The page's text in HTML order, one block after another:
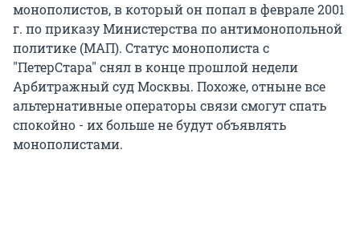
монополистов, в который он попал в феврале 2001
г. по приказу Министерства по антимонопольной
политике (МАП). Статус монополиста с
"ПетерСтара" снял в конце прошлой недели
Арбитражный суд Москвы. Похоже, отныне все
альтернативные операторы связи смогут спать
спокойно - их больше не будут объявлять
монополистами.